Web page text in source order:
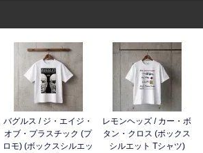
バグルス / ジ・エイジ・
オブ・プラスチック (プ
ロモ) (ボックスシルエッ
レモンヘッズ / カー・ボ
タン・クロス (ボックス
シルエット Tシャツ)